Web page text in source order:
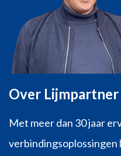
Over Lijmpartner
Met meer dan 30 jaar
verbindingsoplossingen